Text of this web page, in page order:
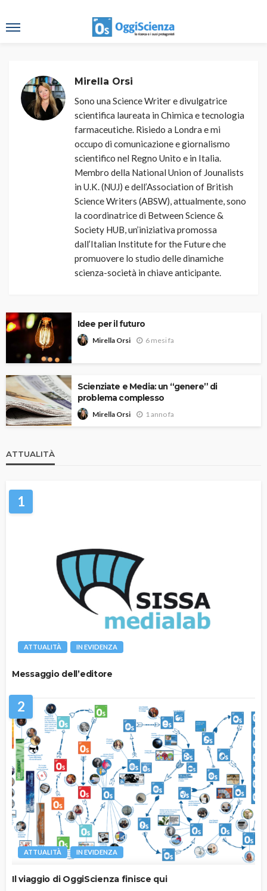
Mirella Orsi
Sono una Science Writer e divulgatrice
scientifica laureata in Chimica e tecnologia
farmaceutiche. Risiedo a Londra e mi
occupo di comunicazione e giornalismo
scientifico nel Regno Unito e in Italia.
Membro della National Union of Jounalists
in U.K. (NUJ) e dell’Association of British
Science Writers (ABSW), attualmente, sono
la coordinatrice di Between Science &
Society HUB, un’iniziativa promossa
dall’Italian Institute for the Future che
promuovere lo studio delle dinamiche
scienza-società in chiave anticipante.
Idee per il futuro
Mirella Orsi 6 mesi fa
Scienziate e Media: un “genere” di
problema complesso
Mirella Orsi 1 anno fa
ATTUALITÀ
1
ATTUALITÀ IN EVIDENZA
Messaggio dell’editore
2
ATTUALITÀ IN EVIDENZA
Il viaggio di OggiScienza finisce qui